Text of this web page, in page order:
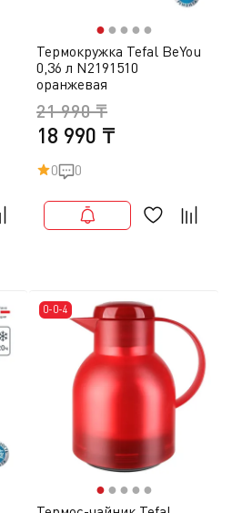
●● ● ● ●
Термокружка Tefal BeYou
0,36 л N2191510
оранжевая
18 990 ₸
21 990 ₸
0 0
0-0-4
●● ● ● ●